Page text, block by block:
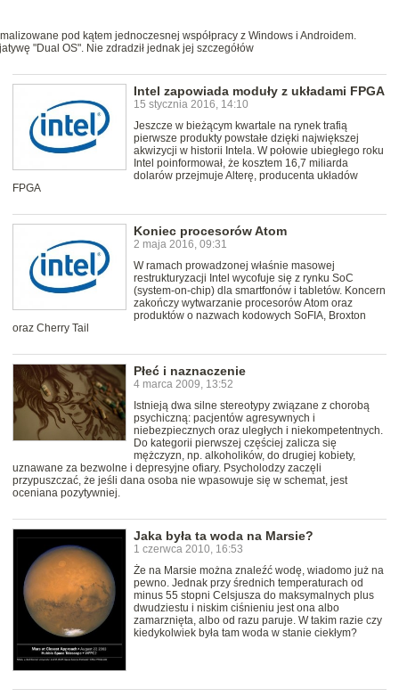
pod kątem jednoczesnej współpracy z Windows i Androidem.
"Dual OS". Nie zdradził jednak jej szczegółów
Intel zapowiada moduły z układami FPGA
15 stycznia 2016, 14:10
Jeszcze w bieżącym kwartale na rynek trafią
pierwsze produkty powstałe dzięki największej
akwizycji w historii Intela. W połowie ubiegłego roku
Intel poinformował, że kosztem 16,7 miliarda
dolarów przejmuje Alterę, producenta układów
FPGA
Koniec procesorów Atom
2 maja 2016, 09:31
W ramach prowadzonej właśnie masowej
restrukturyzacji Intel wycofuje się z rynku SoC
(system-on-chip) dla smartfonów i tabletów. Koncern
zakończy wytwarzanie procesorów Atom oraz
produktów o nazwach kodowych SoFIA, Broxton
oraz Cherry Tail
Płeć i naznaczenie
4 marca 2009, 13:52
Istnieją dwa silne stereotypy związane z chorobą
psychiczną: pacjentów agresywnych i
niebezpiecznych oraz uległych i niekompetentnych.
Do kategorii pierwszej częściej zalicza się
mężczyzn, np. alkoholików, do drugiej kobiety,
uznawane za bezwolne i depresyjne ofiary. Psycholodzy zaczęli
przypuszczać, że jeśli dana osoba nie wpasowuje się w schemat, jest
oceniana pozytywniej.
Jaka była ta woda na Marsie?
1 czerwca 2010, 16:53
Że na Marsie można znaleźć wodę, wiadomo już na
pewno. Jednak przy średnich temperaturach od
minus 55 stopni Celsjusza do maksymalnych plus
dwudziestu i niskim ciśnieniu jest ona albo
zamarznięta, albo od razu paruje. W takim razie czy
kiedykolwiek była tam woda w stanie ciekłym?